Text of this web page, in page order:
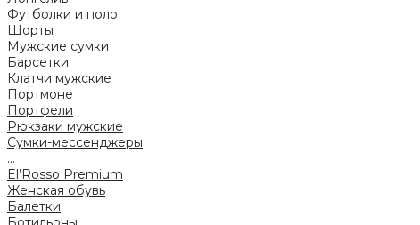
Футболки и поло
Шорты
Мужские сумки
Барсетки
Клатчи мужские
Портмоне
Портфели
Рюкзаки мужские
Сумки-мессенджеры
...
El’Rosso Premium
Женская обувь
Балетки